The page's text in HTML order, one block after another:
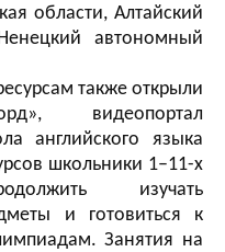
области, Алтайский
автономный
также открыли
видеопортал
английского языка
школьники 1–11-х
изучать
и готовиться к
Занятия на